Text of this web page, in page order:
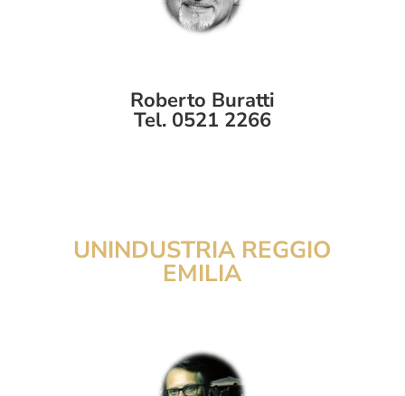
Roberto Buratti
Tel. 0521 2266
UNINDUSTRIA REGGIO
EMILIA